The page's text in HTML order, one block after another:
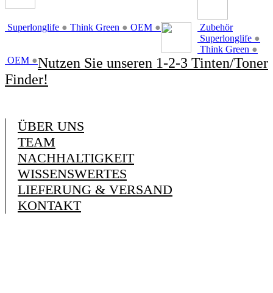
Superlonglife ● Think Green ● OEM ●
Zubehör
Superlonglife ●
Think Green ●
OEM ●Nutzen Sie unseren 1-2-3 Tinten/Toner
Finder!
ÜBER UNS
TEAM
NACHHALTIGKEIT
WISSENSWERTES
LIEFERUNG & VERSAND
KONTAKT